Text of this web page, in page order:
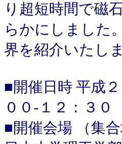
り超短時間で磁
らかにしました
界を紹介いたしま
■開催日時 平成
００-１２：３０
■開催会場 （集合